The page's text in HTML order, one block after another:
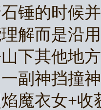
锤的时候
解而是沿
下其他地
副神挡撞
魔衣女+